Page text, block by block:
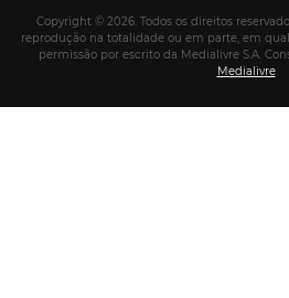
Copyright © 2026. Todos os direitos
reprodução na totalidade ou em parte, em
permissão por escrito da Medialivre S.A.
Medialivre.